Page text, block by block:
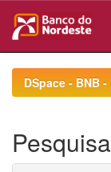
navigationDSpace - BNB